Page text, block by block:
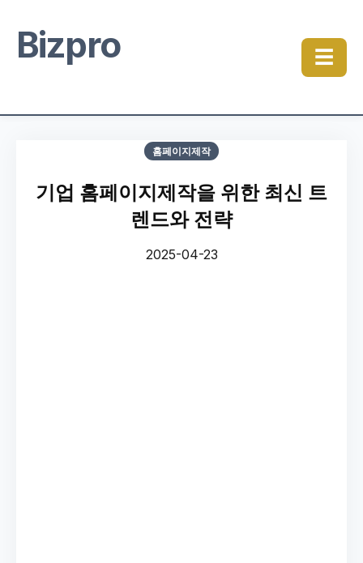
Bizpro ☰
홈페이지제작
기업 홈페이지제작을 위한 최신 트
렌드와 전략
2025-04-23